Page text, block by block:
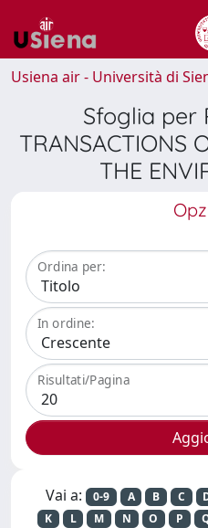
Usiena air - Università di
Sfoglia per
TRANSACTIONS
THE
Ordina per:
In ordine:
Risultati/Pagina
Vai a: 0-9 A B C
K
L M N O P